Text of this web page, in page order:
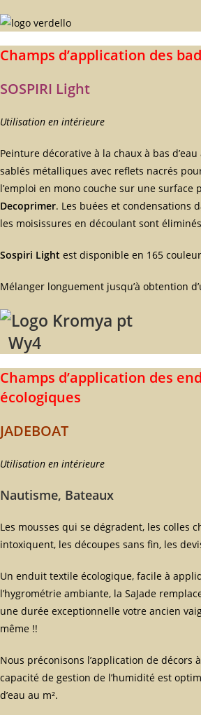
Champs d’application des
SOSPIRI Light
Utilisation en intérieure
Peinture décorative à la chaux à bas
sablés métalliques avec reflets nacrés
l’emploi en mono couche sur une surface
Decoprimer. Les buées et condensations
les moisissures en découlant sont
Sospiri Light est disponible en 165
Mélanger longuement jusqu’à obtention
Wy4
Champs d’application des
écologiques
JADEBOAT
Utilisation en intérieure
Nautisme, Bateaux
Les mousses qui se dégradent, les colles
intoxiquent, les découpes sans fin, les
Un enduit textile écologique, facile à
l’hygrométrie ambiante, la SaJade
une durée exceptionnelle votre ancien
même !!
Nous préconisons l’application de décors
capacité de gestion de l’humidité est
d’eau au m².